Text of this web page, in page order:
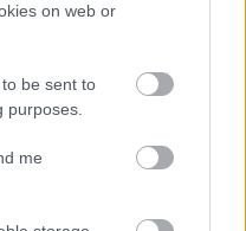
on web or
be sent to
purposes.
me
HŐSÉG, DE MÉG
ÉRVÉNYBEN
mérséklik, de
óvatosságra van